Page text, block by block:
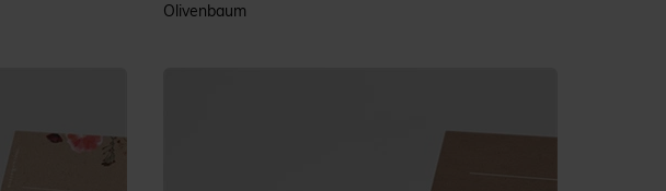
Olivenbaum